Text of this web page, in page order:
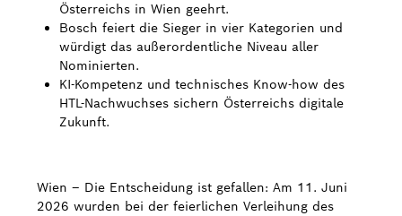
Karriere bei Bosch in Österreich
Bosch Weltweit
Kontakt
Österreichs in Wien geehrt.
Bosch feiert die Sieger in vier Kategorien und
würdigt das außerordentliche Niveau aller
Nominierten.
KI-Kompetenz und technisches Know-how des
HTL-Nachwuchses sichern Österreichs digitale
Zukunft.
Wien – Die Entscheidung ist gefallen: Am 11. Juni
2026 wurden bei der feierlichen Verleihung des